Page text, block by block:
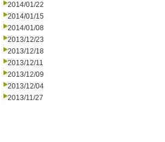
2014/01/22
2014/01/15
2014/01/08
2013/12/23
2013/12/18
2013/12/11
2013/12/09
2013/12/04
2013/11/27